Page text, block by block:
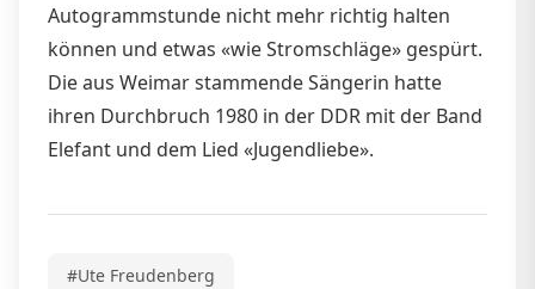
Autogrammstunde nicht mehr richtig halten
können und etwas «wie Stromschläge» gespürt.
Die aus Weimar stammende Sängerin hatte
ihren Durchbruch 1980 in der DDR mit der Band
Elefant und dem Lied «Jugendliebe».
#Ute Freudenberg